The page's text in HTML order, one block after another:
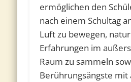
ermöglichen den
nach einem Schultag
Luft zu bewegen,
Erfahrungen im
Raum zu sammeln
Berührungsängste mit